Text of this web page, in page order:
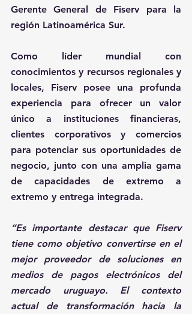
Gerente General de Fiserv para la
región Latinoamérica Sur.
Como líder mundial con
conocimientos y recursos regionales y
locales, Fiserv posee una profunda
experiencia para ofrecer un valor
único a instituciones financieras,
clientes corporativos y comercios
para potenciar sus oportunidades de
negocio, junto con una amplia gama
de capacidades de extremo a
extremo y entrega integrada.
“Es importante destacar que Fiserv
tiene como objetivo convertirse en el
mejor proveedor de soluciones en
medios de pagos electrónicos del
mercado uruguayo. El contexto
actual de transformación hacia la